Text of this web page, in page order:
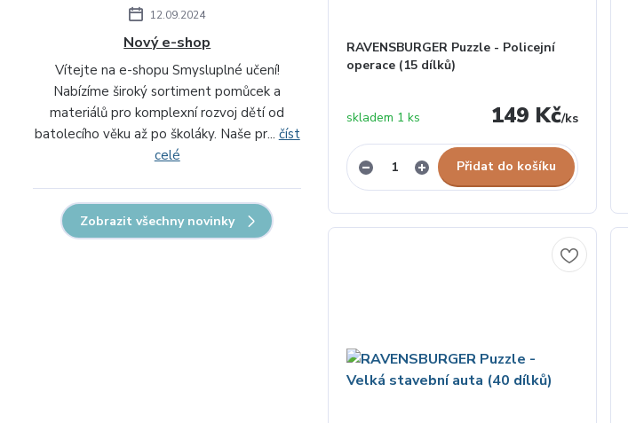
RAVENSBURGER Puzzle - Policejní
operace (15 dílků)
149 Kč/ks
skladem 1 ks
Přidat do košíku
12.09.2024
Nový e-shop
Vítejte na e-shopu Smysluplné učení!
Nabízíme široký sortiment pomůcek a
materiálů pro komplexní rozvoj dětí od
batolecího věku až po školáky. Naše pr... číst
celé
Zobrazit všechny novinky